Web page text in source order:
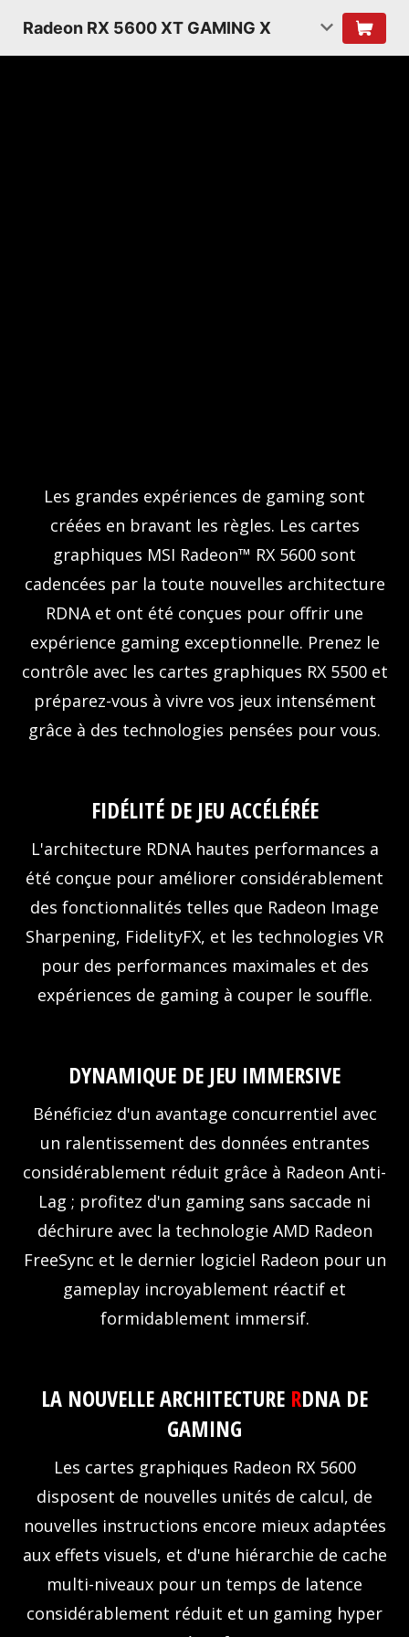
Radeon RX 5600 XT GAMING X
Les grandes expériences de gaming sont
créées en bravant les règles. Les cartes
graphiques MSI Radeon™ RX 5600 sont
cadencées par la toute nouvelles architecture
RDNA et ont été conçues pour offrir une
expérience gaming exceptionnelle. Prenez le
contrôle avec les cartes graphiques RX 5500 et
préparez-vous à vivre vos jeux intensément
grâce à des technologies pensées pour vous.
FIDÉLITÉ DE JEU ACCÉLÉRÉE
L'architecture RDNA hautes performances a
été conçue pour améliorer considérablement
des fonctionnalités telles que Radeon Image
Sharpening, FidelityFX, et les technologies VR
pour des performances maximales et des
expériences de gaming à couper le souffle.
DYNAMIQUE DE JEU IMMERSIVE
Bénéficiez d'un avantage concurrentiel avec
un ralentissement des données entrantes
considérablement réduit grâce à Radeon Anti-
Lag ; profitez d'un gaming sans saccade ni
déchirure avec la technologie AMD Radeon
FreeSync et le dernier logiciel Radeon pour un
gameplay incroyablement réactif et
formidablement immersif.
LA NOUVELLE ARCHITECTURE RDNA DE
GAMING
Les cartes graphiques Radeon RX 5600
disposent de nouvelles unités de calcul, de
nouvelles instructions encore mieux adaptées
aux effets visuels, et d'une hiérarchie de cache
multi-niveaux pour un temps de latence
considérablement réduit et un gaming hyper